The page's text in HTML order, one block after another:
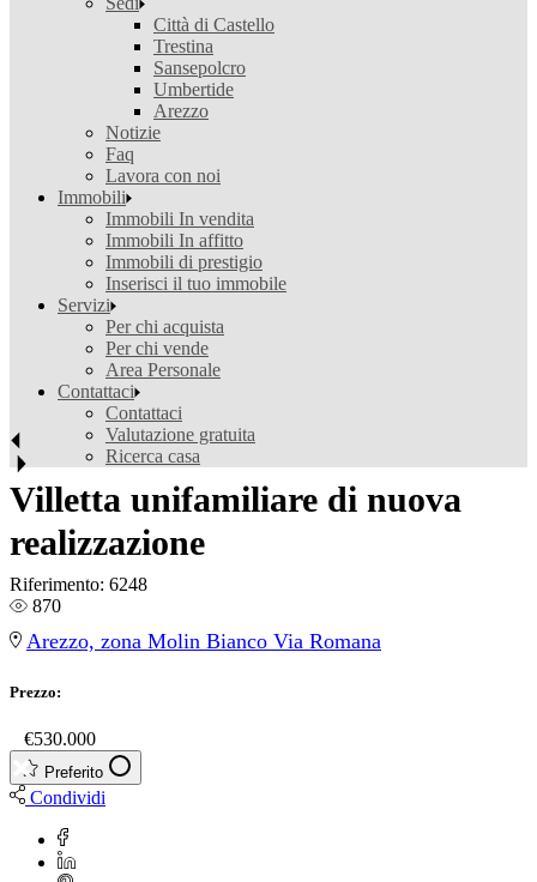
Città di Castello
Trestina
Sansepolcro
Umbertide
Arezzo
Notizie
Faq
Lavora con noi
Immobili
Immobili In vendita
Immobili In affitto
Immobili di prestigio
Inserisci il tuo immobile
Servizi
Per chi acquista
Per chi vende
Area Personale
Contattaci
Contattaci
Valutazione gratuita
Ricerca casa
Villetta unifamiliare di nuova
realizzazione
Riferimento: 6248
870
Arezzo, zona Molin Bianco Via Romana
Prezzo:
€530.000
Preferito
Condividi